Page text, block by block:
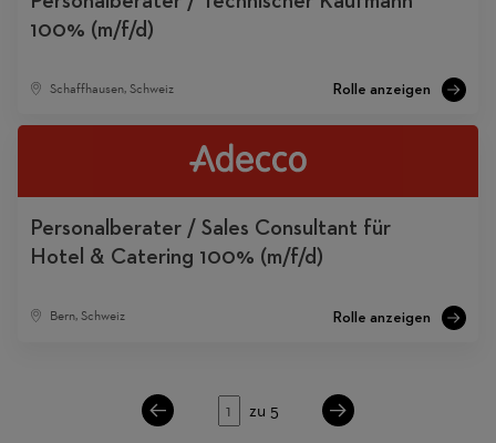
100% (m/f/d)
Schaffhausen, Schweiz
Personalberater / Sales Consultant für
Hotel & Catering 100% (m/f/d)
Bern, Schweiz
Seitezu 5